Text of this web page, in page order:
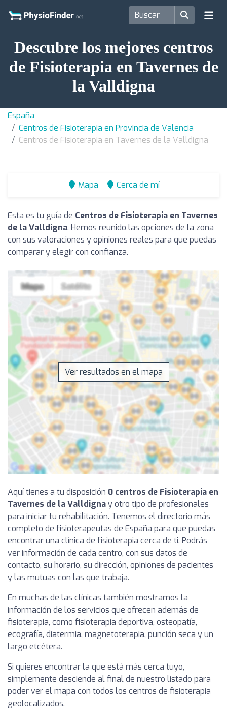
Descubre los mejores centros
de Fisioterapia en Tavernes de
la Valldigna
España
Centros de Fisioterapia en Provincia de Valencia
Centros de Fisioterapia en Tavernes de la Valldigna
Mapa Cerca de mí
Esta es tu guía de Centros de Fisioterapia en Tavernes
de la Valldigna. Hemos reunido las opciones de la zona
con sus valoraciones y opiniones reales para que puedas
comparar y elegir con confianza.
Ver resultados en el mapa
Aquí tienes a tu disposición 0 centros de Fisioterapia en
Tavernes de la Valldignay otro tipo de profesionales
para iniciar tu rehabilitación. Tenemos el directorio más
completo de fisioterapeutas de España para que puedas
encontrar una clínica de fisioterapia cerca de ti. Podrás
ver información de cada centro, con sus datos de
contacto, su horario, su dirección, opiniones de pacientes
y las mutuas con las que trabaja.
En muchas de las clínicas también mostramos la
información de los servicios que ofrecen además de
fisioterapia, como fisioterapia deportiva, osteopatía,
ecografía, diatermia, magnetoterapia, punción seca y un
largo etcétera.
Si quieres encontrar la que está más cerca tuyo,
simplemente desciende al final de nuestro listado para
poder ver el mapa con todos los centros de fisioterapia
geolocalizados.